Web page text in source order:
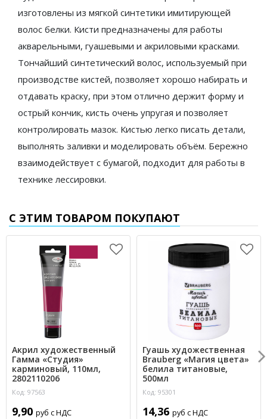
изготовлены из мягкой синтетики имитирующей
волос белки. Кисти предназначены для работы
акварельными, гуашевыми и акриловыми красками.
Тончайший синтетический волос, используемый при
производстве кистей, позволяет хорошо набирать и
отдавать краску, при этом отлично держит форму и
острый кончик, кисть очень упругая и позволяет
контролировать мазок. Кистью легко писать детали,
выполнять заливки и моделировать объём. Бережно
взаимодействует с бумагой, подходит для работы в
технике лессировки.
С ЭТИМ ТОВАРОМ ПОКУПАЮТ
Акрил художественный
Гамма «Студия»
карминовый, 110мл,
2802110206
Код: 97563
9,90 руб с НДС
Гуашь художественная
Brauberg «Магия цвета»
белила титановые,
500мл
Код: 95301
14,36 руб с НДС